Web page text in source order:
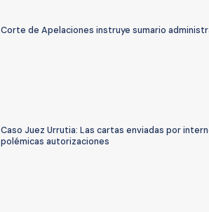
Corte de Apelaciones instruye sumario
Caso Juez Urrutia: Las cartas enviadas por
polémicas autorizaciones